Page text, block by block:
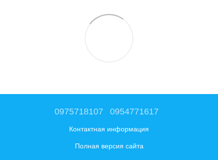
0975718107 0954771617
Контактная информация
Полная версия сайта